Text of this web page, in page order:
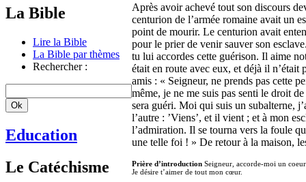
La Bible
Lire la Bible
La Bible par thèmes
Rechercher :
Education
Le Catéchisme
Après avoir achevé tout son discours
centurion de l’armée romaine avait un
point de mourir. Le centurion avait
pour le prier de venir sauver son
tu lui accordes cette guérison. Il aime
était en route avec eux, et déjà il
amis : « Seigneur, ne prends pas cette
même, je ne me suis pas senti le droit
sera guéri. Moi qui suis un subalterne,
l’autre : ’Viens’, et il vient ; et à mon
l’admiration. Il se tourna vers la foule
une telle foi ! » De retour à la maison,
Prière d’introduction Seigneur, accorde-moi un
Je désire t’aimer de tout mon cœur.